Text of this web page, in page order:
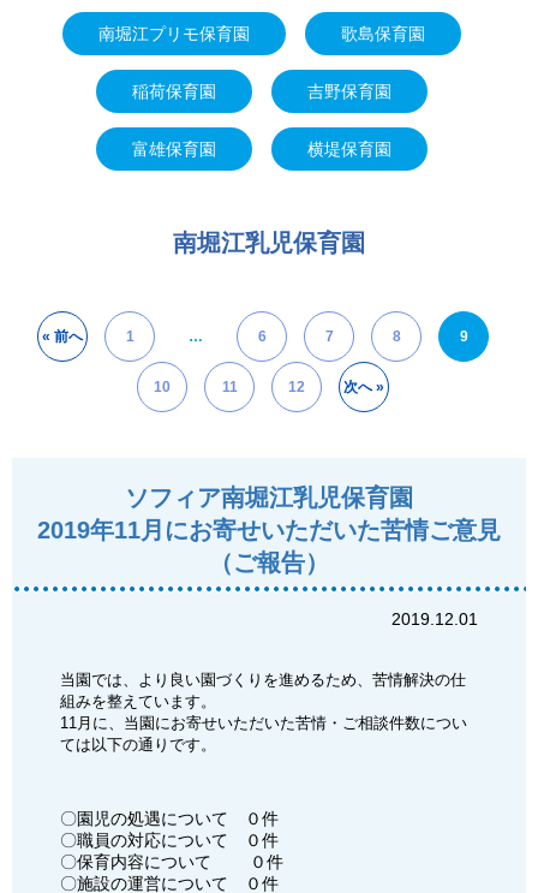
南堀江プリモ保育園 歌島保育園
稲荷保育園 吉野保育園
富雄保育園 横堤保育園
南堀江乳児保育園
投
ョ
« 前へ 1 … 6 7 8 9
10 11 12 次へ »
ソフィア南堀江乳児保育園
2019年11月にお寄せいただいた苦情ご意見
（ご報告）
2019.12.01
当園では、より良い園づくりを進めるため、苦情解決の仕
組みを整えています。
11月に、当園にお寄せいただいた苦情・ご相談件数につい
ては以下の通りです。
〇園児の処遇について ０件
〇職員の対応について ０件
〇保育内容について ０件
〇施設の運営について ０件